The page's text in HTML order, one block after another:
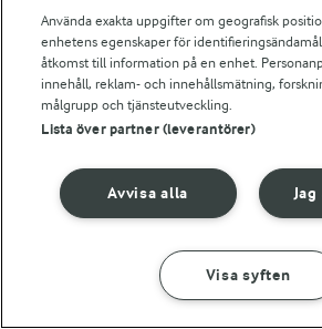
© 2026 Arla Foods
Integritetspolicy
Använda exakta uppgifter om geografisk
enhetens egenskaper för
åtkomst till information på en enhet.
innehåll, reklam- och innehållsmätning,
målgrupp och tjänsteutveckling.
Lista över partner (leverantörer)
Avvisa alla
Visa syften